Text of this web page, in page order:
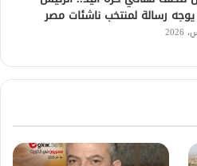
رسالة لمنتخب ناشئات مصر